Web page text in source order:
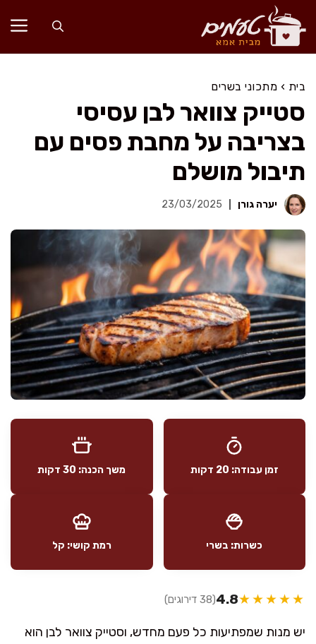
לדלג
לתוכן
בית › מתכוני בשרים
סטייק צוואר לבן עסיסי
בצריבה על מחבת פסים עם
תיבול מושלם
יערה גורן 23/03/2025
זמן עבודה: 20 דקות משך הכנה: 30 דקות
כשרות: בשרי רמת קושי: קל
★★★★★
4.8(38 דירוגים)
יש מנות שמפתיעות כל פעם מחדש, וסטייק צוואר לבן הוא